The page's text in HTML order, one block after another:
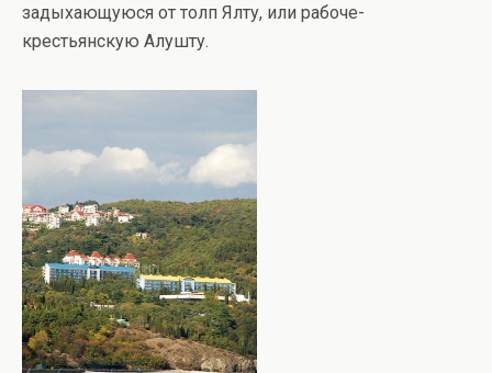
задыхающуюся от толп Ялту, или рабоче-
крестьянскую Алушту.